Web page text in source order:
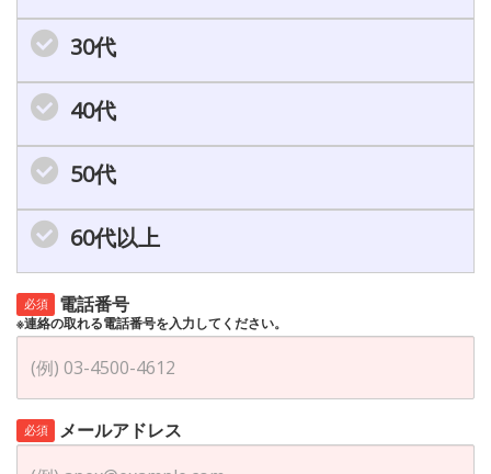
30代
40代
50代
60代以上
必須 電話番号
※連絡の取れる電話番号を入力してください。
必須 メールアドレス